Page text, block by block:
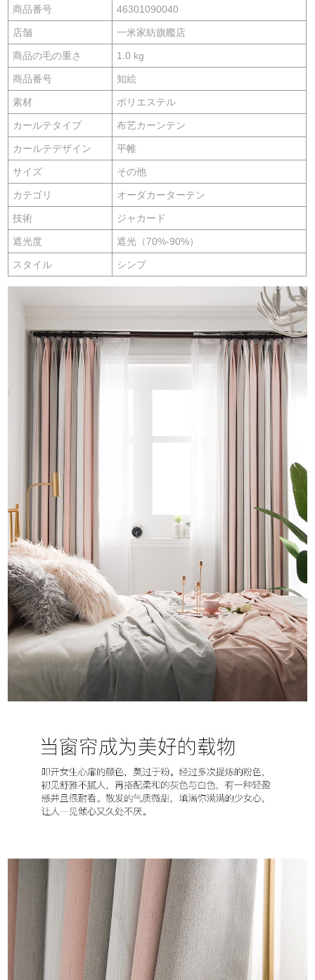
商品番号 46301090040
店舗 一米家紡旗艦店
商品の毛の重さ 1.0 kg
商品番号 知絵
素材 ポリエステル
カールテタイプ 布艺カーンテン
カールテデザイン 平帷
サイズ その他
カテゴリ オーダカーターテン
技術 ジャカード
遮光度 遮光（70%-90%）
スタイル シンプ